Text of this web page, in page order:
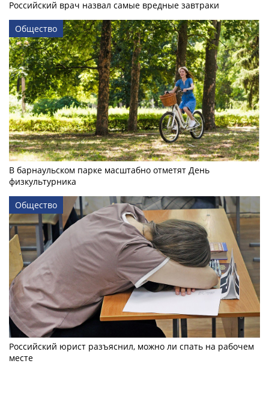
Российский врач назвал самые вредные завтраки
Общество
В барнаульском парке масштабно отметят День
физкультурника
Общество
Российский юрист разъяснил, можно ли спать на рабочем
месте